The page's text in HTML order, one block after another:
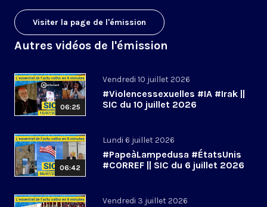
Visiter la page de l'émission
Autres vidéos de l'émission
06:25
Vendredi 10 juillet 2026
#Violencessexuelles #IA #Irak ||
SIC du 10 juillet 2026
06:42
Lundi 6 juillet 2026
#PapeàLampedusa #ÉtatsUnis
#CORREF || SIC du 6 juillet 2026
Vendredi 3 juillet 2026